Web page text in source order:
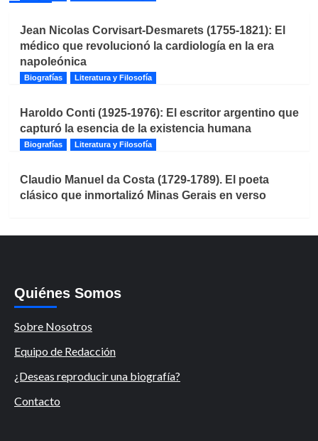
Jean Nicolas Corvisart-Desmarets (1755-1821): El
médico que revolucionó la cardiología en la era
napoleónica
Biografías Literatura y Filosofía
Haroldo Conti (1925-1976): El escritor argentino que
capturó la esencia de la existencia humana
Biografías Literatura y Filosofía
Claudio Manuel da Costa (1729-1789). El poeta
clásico que inmortalizó Minas Gerais en verso
Quiénes Somos
Sobre Nosotros
Equipo de Redacción
¿Deseas reproducir una biografía?
Contacto